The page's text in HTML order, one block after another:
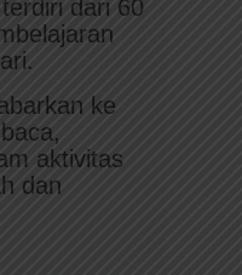
Promodari 60
ke
aktivitas
dan